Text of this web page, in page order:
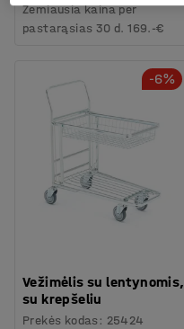
Žemiausia kaina per
pastarąsias 30 d. 169.-€
-6%
Vežimėlis su lentynomis,
su krepšeliu
Prekės kodas : 25424